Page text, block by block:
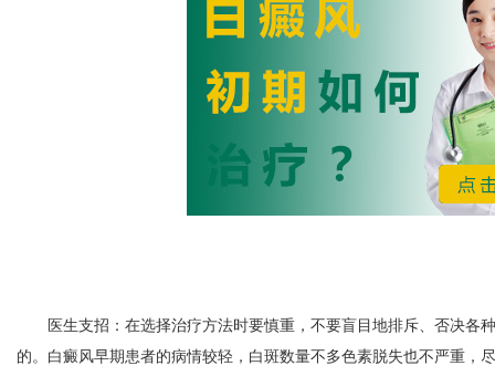
医生支招：在选择治疗方法时要慎重，不要盲目地排斥、否决各
的。白癜风早期患者的病情较轻，白斑数量不多色素脱失也不严重，